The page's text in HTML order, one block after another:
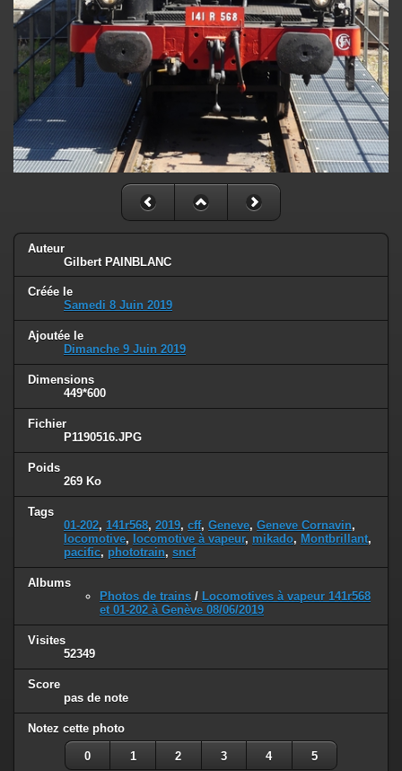
Auteur
Gilbert PAINBLANC
Créée le
Samedi 8 Juin 2019
Ajoutée le
Dimanche 9 Juin 2019
Dimensions
449*600
Fichier
P1190516.JPG
Poids
269 Ko
Tags
01-202, 141r568, 2019, cff, Geneve, Geneve Cornavin,
locomotive, locomotive à vapeur, mikado, Montbrillant,
pacific, phototrain, sncf
Albums
Photos de trains / Locomotives à vapeur 141r568
et 01-202 à Genève 08/06/2019
Visites
52349
Score
pas de note
Notez cette photo
0 1 2 3 4 5